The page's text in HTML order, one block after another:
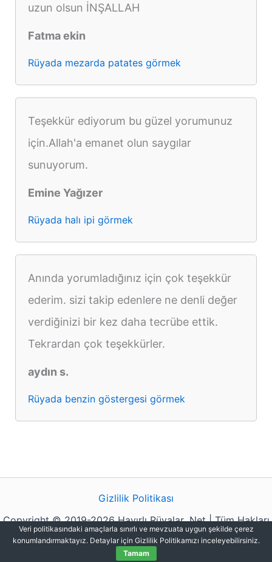
uzun olsun İNŞALLAH
Fatma ekin
Rüyada mezarda patates görmek
Teşekkür ediyorum bu güzel yorumunuz
için.Allah'a emanet olun saygılar
sunuyorum.
Emine Yağızer
Rüyada halı ipi görmek
Anında yorumladığınız için çok teşekkür
ederim. sizi takip edenlere ne denli değer
verdiğinizi bir kez daha tecrübe ettik.
Tekrardan çok teşekkürler.
aydın s.
Rüyada benzin göstergesi görmek
Gizlilik Politikası
Copyright © 2019-2026 Hayırlı Rüyalar .Net | Tüm Hakları
Saklıdır.
Veri politikasındaki amaçlarla sınırlı ve mevzuata uygun şekilde çerez
konumlandırmaktayız. Detaylar için Gizlilik Politikamızı inceleyebilirsiniz.
Tamam